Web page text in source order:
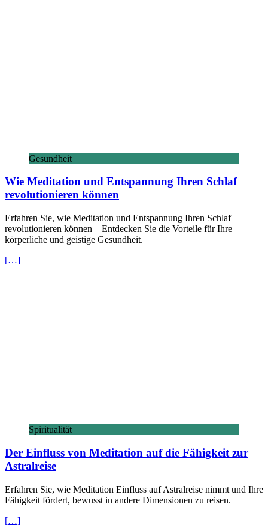
Gesundheit
Wie Meditation und Entspannung Ihren Schlaf
revolutionieren können
Erfahren Sie, wie Meditation und Entspannung Ihren Schlaf
revolutionieren können – Entdecken Sie die Vorteile für Ihre
körperliche und geistige Gesundheit.
[…]
Spiritualität
Der Einfluss von Meditation auf die Fähigkeit zur
Astralreise
Erfahren Sie, wie Meditation Einfluss auf Astralreise nimmt und Ihre
Fähigkeit fördert, bewusst in andere Dimensionen zu reisen.
[…]